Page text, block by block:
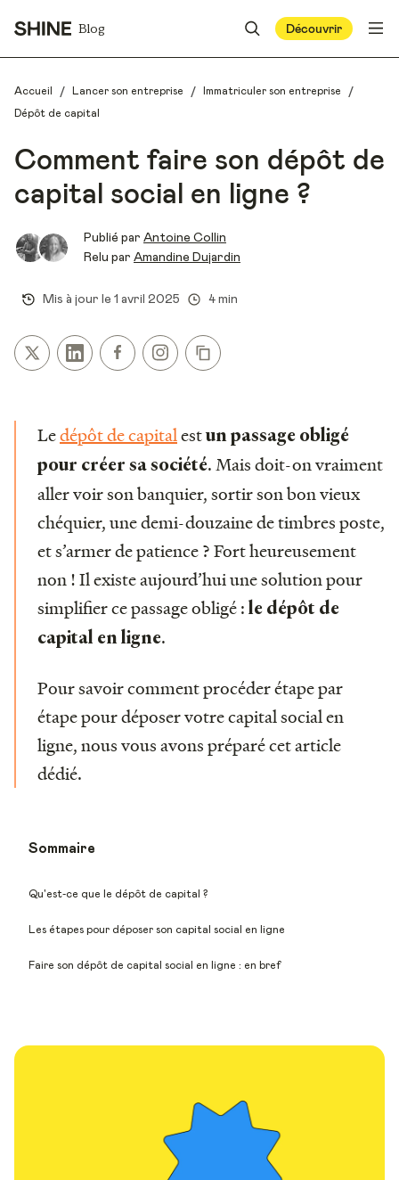
Blog Découvrir
Accueil / Lancer son entreprise / Immatriculer son entreprise /
Dépôt de capital
Comment faire son dépôt de
capital social en ligne ?
Publié par Antoine Collin
Relu par Amandine Dujardin
Mis à jour le 1 avril 2025 4 min
Ledépôt de capitalestun passage obligé
pour créer sa société. Mais doit-on vraiment
aller voir son banquier, sortir son bon vieux
chéquier, une demi-douzaine de timbres poste,
et s’armer de patience ? Fort heureusement
non ! Il existe aujourd’hui une solution pour
simplifier ce passage obligé : le dépôt de
capital en ligne.
Pour savoir comment procéder étape par
étape pour déposer votre capital social en
ligne, nous vous avons préparé cet article
dédié.
Sommaire
Qu'est-ce que le dépôt de capital ?
Les étapes pour déposer son capital social en ligne
Faire son dépôt de capital social en ligne : en bref